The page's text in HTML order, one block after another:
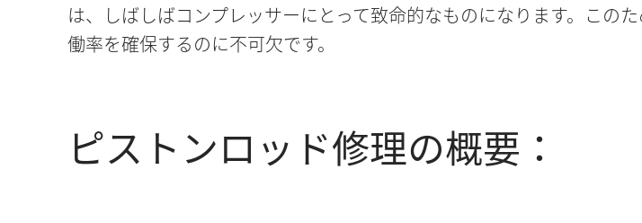
は、しばしばコンプレッサーにとって致命的なものになります。この
働率を確保するのに不可欠です。
ピストンロッド修理の概要：